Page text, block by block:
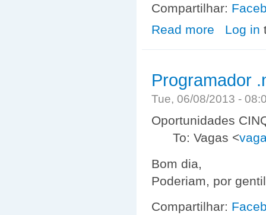
Compartilhar:
Read more about Estágio
Log in
Programador
Tue, 06/08/2013 -
Oportunidades
To: Vagas <
Bom dia,
Poderiam, por
Compartilhar: